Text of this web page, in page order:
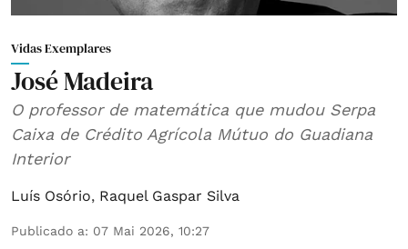
Vidas Exemplares
José Madeira
O professor de matemática que mudou Serpa
Caixa de Crédito Agrícola Mútuo do Guadiana
Interior
Luís Osório, Raquel Gaspar Silva
Publicado a: 07 Mai 2026, 10:27